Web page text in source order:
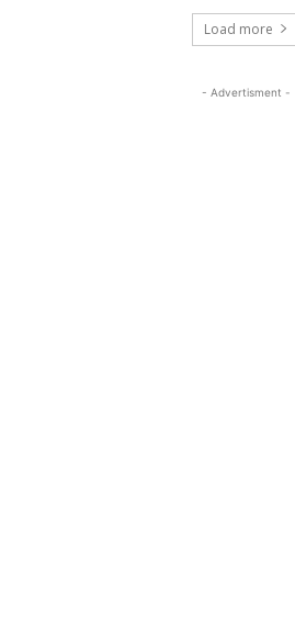
Load more
- Advertisment -